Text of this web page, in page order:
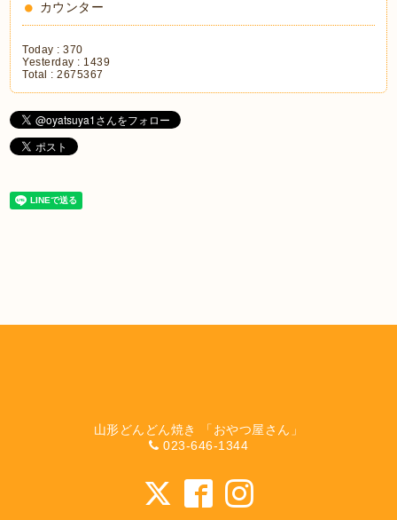
カウンター
Today :370
Yesterday : 1439
Total :2675367
山形どんどん焼き 「おやつ屋さん」
023-646-1344